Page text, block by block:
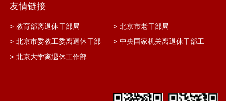
友情链接
> 教育部离退休干部局 > 北京市老干部局
> 北京市委教工委离退休干部
> 中央国家机关离退休干部工
> 北京大学离退休工作部